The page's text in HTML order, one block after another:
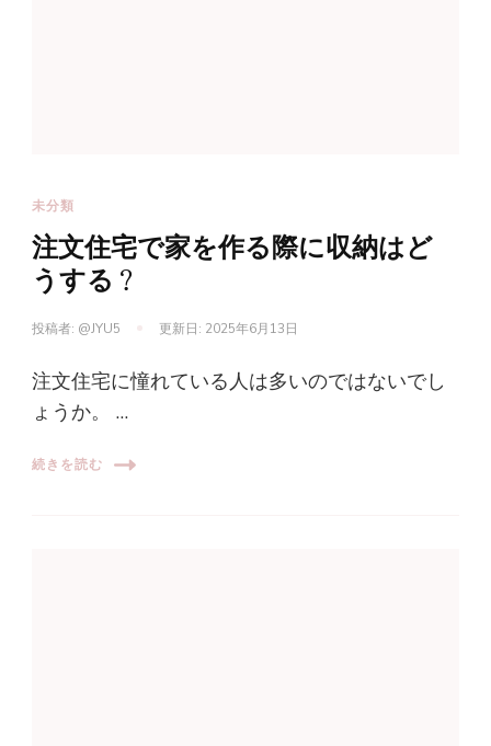
未分類
注文住宅で家を作る際に収納はど
うする？
投稿者: @JYU5 更新日: 2025年6月13日
注文住宅に憧れている人は多いのではないでし
ょうか。 …
続きを読む